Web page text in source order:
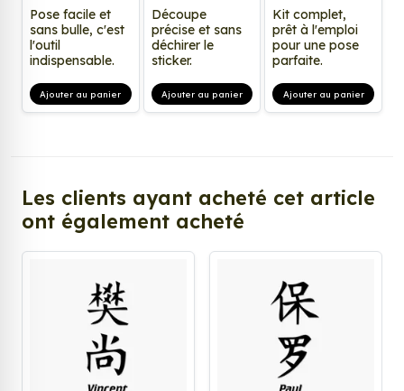
Pose facile et
sans bulle, c'est
l'outil
indispensable.
Ajouter au panier
Découpe
précise et sans
déchirer le
sticker.
Ajouter au panier
Kit complet,
prêt à l'emploi
pour une pose
parfaite.
Ajouter au panier
Les clients ayant acheté cet article
ont également acheté